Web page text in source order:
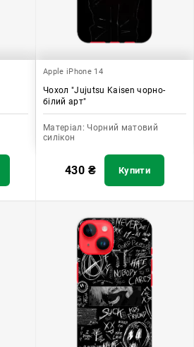
Apple iPhone 14
Чохол "Jujutsu Kaisen чорно-
білий арт"
Матеріал: Чорний матовий
силікон
430 ₴ Купити